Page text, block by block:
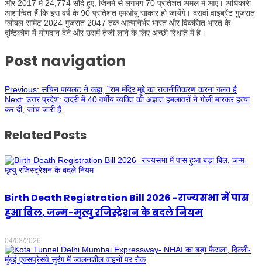
और 2017 में 24,774 सौदे हुए, जिनमें से लगभग 70 प्रतिशत अमल में आए। अधिकारी
आशान्वित हैं कि इस वर्ष के 90 प्रतिशत एमओयू साकार हो जायेंगे। दसवां वाइब्रेंट गुजरात
ग्लोबल समिट 2024 गुजरात 2047 तक आत्मनिर्भर भारत और विकसित भारत के
दृष्टिकोण में योगदान देने और उसमें तेजी लाने के लिए अच्छी स्थिति में है।
Post navigation
Previous: सचिन पायलट ने कहा, ”राम मंदिर मुद्दे का राजनीतिकरण करना गलत है
Next: उत्तर प्रदेश: दादरी में 40 वर्षीय व्यक्ति की अज्ञात हमलावरों ने गोली मारकर हत्या
कर दी, जांच जारी है
Related Posts
Birth Death Registration Bill 2026 -राज्यसभा में पास
हुआ बिल, जन्म-मृत्यु रजिस्ट्रेशन के बदले नियम
04/08/2026